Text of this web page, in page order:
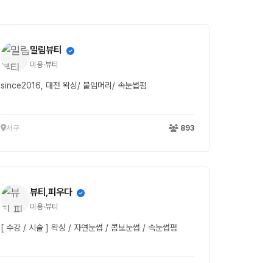
밀림뷰티
미용·뷰티
since2016, 대전 왁싱/ 붙임머리/ 속눈썹펌
서구 893
뷰티,피우다
미용·뷰티
[ 수강 / 시술 ] 왁싱 / 자연눈썹 / 콤보눈썹 / 속눈썹펌